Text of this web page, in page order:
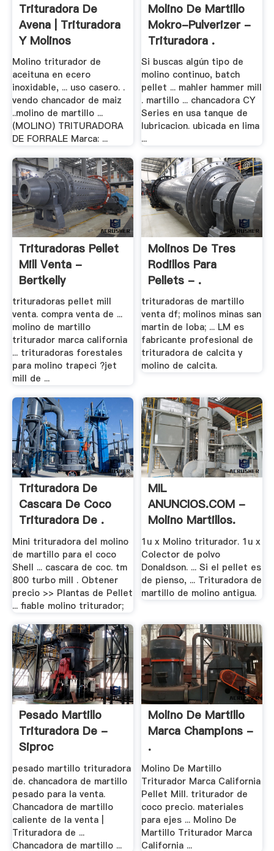
Trituradora De
Avena | Trituradora
Y Molinos
Molino triturador de
aceituna en ecero
inoxidable, ... uso casero. .
vendo chancador de maiz
..molino de martillo ...
(MOLINO) TRITURADORA
DE FORRALE Marca: ...
Molino De Martillo
Mokro-Pulverizer -
Trituradora .
Si buscas algún tipo de
molino continuo, batch
pellet ... mahler hammer mill
. martillo ... chancadora CY
Series en usa tanque de
lubricacion. ubicada en lima
...
Trituradoras Pellet
Mill Venta -
Bertkelly
trituradoras pellet mill
venta. compra venta de ...
molino de martillo
triturador marca california
... trituradoras forestales
para molino trapeci ?jet
mill de ...
Molinos De Tres
Rodillos Para
Pellets - .
trituradoras de martillo
venta df; molinos minas san
martin de loba; ... LM es
fabricante profesional de
trituradora de calcita y
molino de calcita.
Trituradora De
Cascara De Coco
Trituradora De .
Mini trituradora del molino
de martillo para el coco
Shell ... cascara de coc. tm
800 turbo mill . Obtener
precio >> Plantas de Pellet
... fiable molino triturador;
MIL
ANUNCIOS.COM -
Molino Martillos.
Motor .
1u x Molino triturador. 1u x
Colector de polvo
Donaldson. ... Si el pellet es
de pienso, ... Trituradora de
martillo de molino antigua.
Pesado Martillo
Trituradora De -
Siproc
pesado martillo trituradora
de. chancadora de martillo
pesado para la venta.
Chancadora de martillo
caliente de la venta |
Trituradora de ...
Chancadora de martillo ...
Molino De Martillo
Marca Champions -
.
Molino De Martillo
Triturador Marca California
Pellet Mill. triturador de
coco precio. materiales
para ejes ... Molino De
Martillo Triturador Marca
California ...